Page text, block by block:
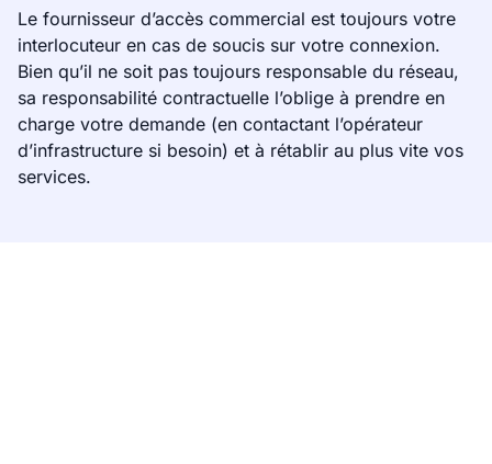
Le fournisseur d’accès commercial est toujours votre
interlocuteur en cas de soucis sur votre connexion.
Bien qu’il ne soit pas toujours responsable du réseau,
sa responsabilité contractuelle l’oblige à prendre en
charge votre demande (en contactant l’opérateur
d’infrastructure si besoin) et à rétablir au plus vite vos
services.